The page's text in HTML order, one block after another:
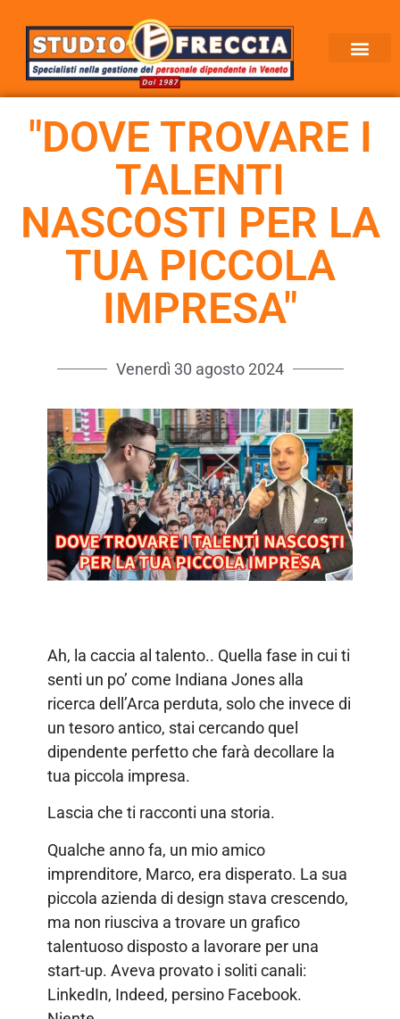
"DOVE TROVARE I
TALENTI
NASCOSTI PER LA
TUA PICCOLA
IMPRESA"
Venerdì 30 agosto 2024
Ah, la caccia al talento.. Quella fase in cui ti
senti un po’ come Indiana Jones alla
ricerca dell’Arca perduta, solo che invece di
un tesoro antico, stai cercando quel
dipendente perfetto che farà decollare la
tua piccola impresa.
Lascia che ti racconti una storia.
Qualche anno fa, un mio amico
imprenditore, Marco, era disperato. La sua
piccola azienda di design stava crescendo,
ma non riusciva a trovare un grafico
talentuoso disposto a lavorare per una
start-up. Aveva provato i soliti canali:
LinkedIn, Indeed, persino Facebook.